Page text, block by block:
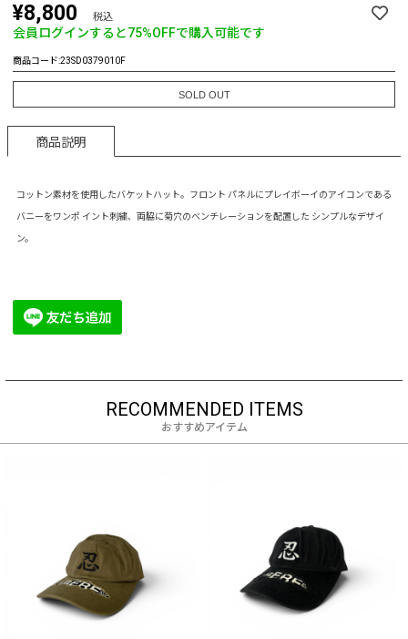
¥8,800 税込
会員ログインすると75%OFFで購入可能です
商品コード:23SD0379010F
SOLD OUT
商品説明
コットン素材を使用したバケットハット。フロント パネルにプレイボーイのアイコンである
バニーをワンポ イント刺繍、両脇に菊穴のベンチレーションを配置した シンプルなデザイ
ン。
RECOMMENDED ITEMS
おすすめアイテム